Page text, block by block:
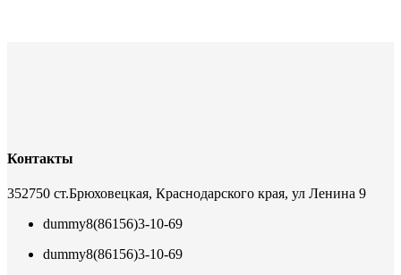
Контакты
352750 ст.Брюховецкая, Краснодарского края, ул Ленина 9
dummy8(86156)3-10-69
dummy8(86156)3-10-69